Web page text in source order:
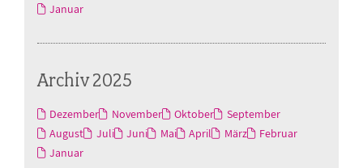
Januar
Archiv 2025
Dezember November Oktober
September
August
Juli Juni Mai April März
Februar
Januar